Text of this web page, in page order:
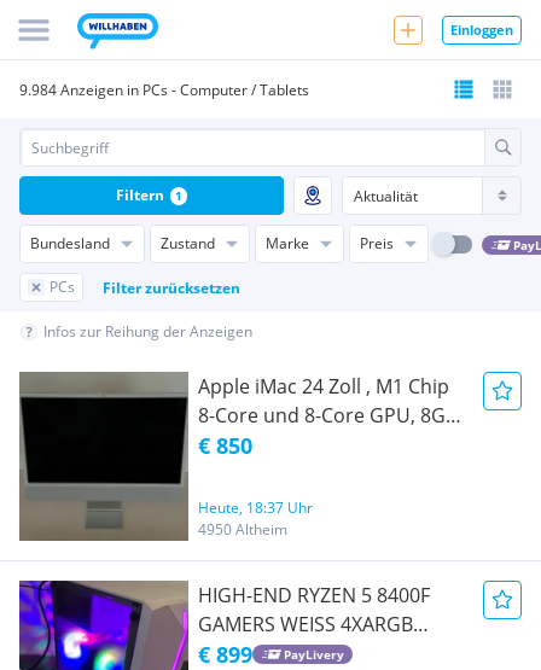
Einloggen
9.984 Anzeigen in PCs - Computer / Tablets
Bundesland Zustand Marke Preis
PCs Filter zurücksetzen
Filtern 1
Infos zur Reihung der Anzeigen
Apple iMac 24 Zoll , M1 Chip
8-Core und 8-Core GPU, 8GB
RAM 256GB SSD, Retina 4 .5K,
€ 850
Heute, 18:37 Uhr
4950 Altheim
HIGH-END RYZEN 5 8400F
GAMERS WEISS 4XARGB
GAMING PC SETUP + GAMING
€ 899 PayLivery